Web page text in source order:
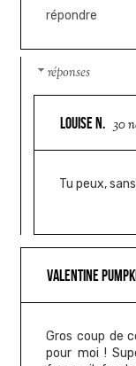
répondre
réponses
LOUISE N. 30
Tu peux,
VALENTINE
Gros coup de
pour moi !